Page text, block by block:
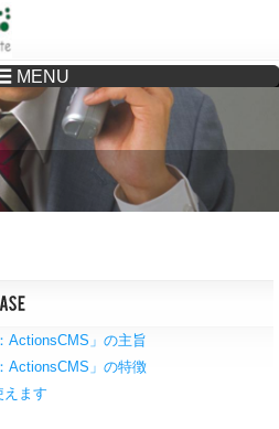
んでいいか分からない方へ…まずはご相談く
MENU
ActionsCMS」の主旨
ActionsCMS」の特徴
ます